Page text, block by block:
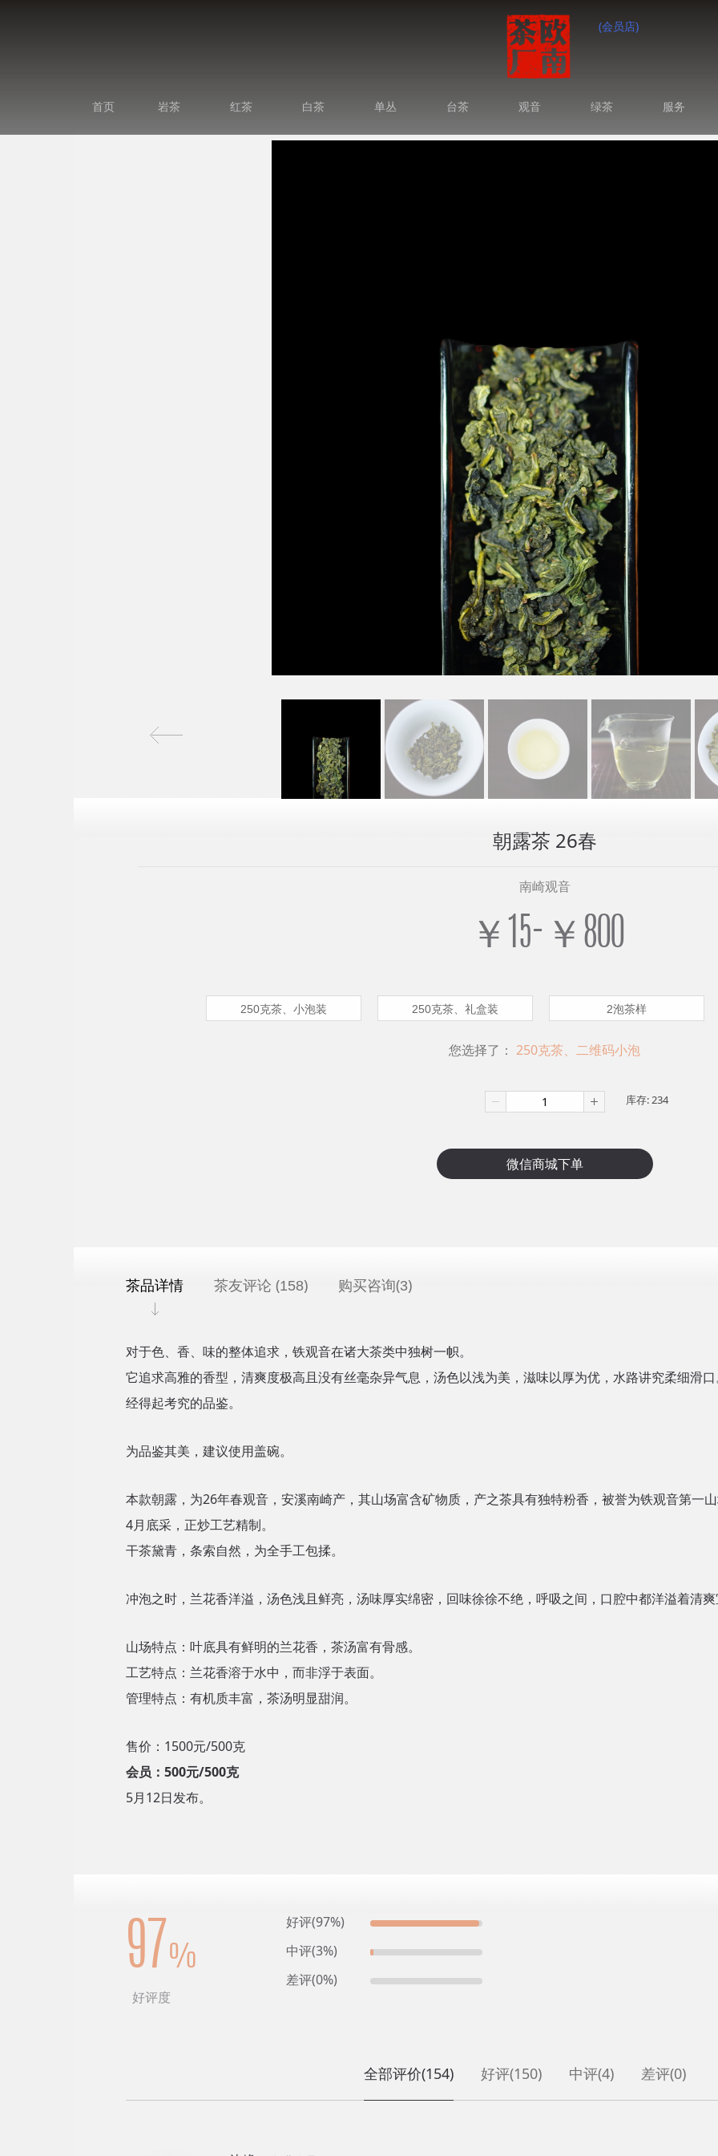
(会员店)
首页 岩茶 红茶 白茶 单丛 台茶 观音 绿茶 服务
朝露茶 26春
南崎观音
￥15-￥800
250克茶、小泡装 250克茶、礼盒装 2泡茶样
您选择了： 250克茶、二维码小泡
库存:234
茶品详情 茶友评论 (158) 购买咨询(3)
对于色、香、味的整体追求，铁观音在诸大茶类中独树一帜。
它追求高雅的香型，清爽度极高且没有丝毫杂异气息，汤色以浅为美，滋味以厚为优，水路讲究柔细滑
经得起考究的品鉴。
为品鉴其美，建议使用盖碗。
本款朝露，为26年春观音，安溪南崎产，其山场富含矿物质，产之茶具有独特粉香，被誉为铁观音第一
4月底采，正炒工艺精制。
干茶黛青，条索自然，为全手工包揉。
冲泡之时，兰花香洋溢，汤色浅且鲜亮，汤味厚实绵密，回味徐徐不绝，呼吸之间，口腔中都洋溢着清
山场特点：叶底具有鲜明的兰花香，茶汤富有骨感。
工艺特点：兰花香溶于水中，而非浮于表面。
管理特点：有机质丰富，茶汤明显甜润。
售价：1500元/500克
会员：500元/500克
5月12日发布。
97 %
好评度
好评(97%)
中评(3%)
差评(0%)
全部评价(154) 好评(150) 中评(4) 差评(0)